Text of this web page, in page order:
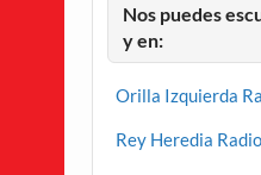
Nos puedes
y en:
Orilla Izquierda
Rey Heredia Radio